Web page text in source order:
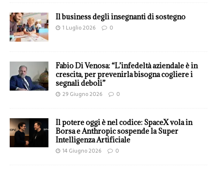
Il business degli insegnanti di sostegno
1 Luglio 2026 0
Fabio Di Venosa: “L’infedeltà aziendale è in
crescita, per prevenirla bisogna cogliere i
segnali deboli”
29 Giugno 2026 0
Il potere oggi è nel codice: SpaceX vola in
Borsa e Anthropic sospende la Super
Intelligenza Artificiale
14 Giugno 2026 0